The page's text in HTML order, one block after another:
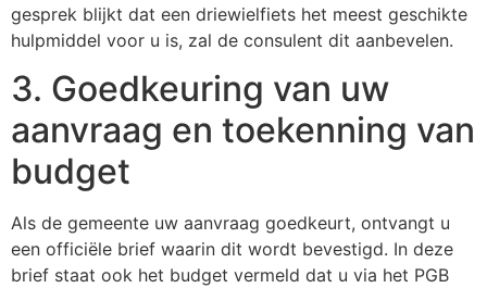
gesprek blijkt dat een driewielfiets het meest geschikte
hulpmiddel voor u is, zal de consulent dit aanbevelen.
3. Goedkeuring van uw
aanvraag en toekenning van
budget
Als de gemeente uw aanvraag goedkeurt, ontvangt u
een officiële brief waarin dit wordt bevestigd. In deze
brief staat ook het budget vermeld dat u via het PGB